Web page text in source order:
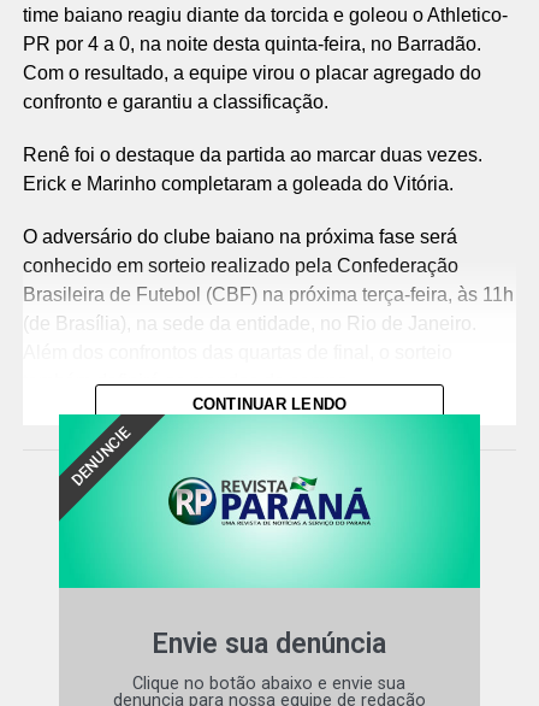
time baiano reagiu diante da torcida e goleou o Athletico-
PR por 4 a 0, na noite desta quinta-feira, no Barradão.
Com o resultado, a equipe virou o placar agregado do
confronto e garantiu a classificação.
Renê foi o destaque da partida ao marcar duas vezes.
Erick e Marinho completaram a goleada do Vitória.
O adversário do clube baiano na próxima fase será
conhecido em sorteio realizado pela Confederação
Brasileira de Futebol (CBF) na próxima terça-feira, às 11h
(de Brasília), na sede da entidade, no Rio de Janeiro.
também definirá os mandos de campo.
O jogo
O Vitória precisou de apenas dez minutos para abrir o
placar. Baralhas recebeu a bola próximo à meia-lua e
O Athletico-PR tentou responder aos 15 minutos.
Mendoza acionou Viveros, que avançou pela esquerda e
CONTINUAR LENDO
Envie sua denúncia
Clique no botão abaixo e envie sua
denuncia para nossa equipe de redação
DENUNCIE